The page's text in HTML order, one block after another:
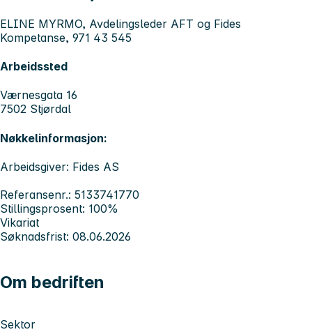
ELINE MYRMO, Avdelingsleder AFT og Fides
Kompetanse, 971 43 545
Arbeidssted
Værnesgata 16
7502 Stjørdal
Nøkkelinformasjon:
Arbeidsgiver: Fides AS
Referansenr.: 5133741770
Stillingsprosent: 100%
Vikariat
Søknadsfrist: 08.06.2026
Om bedriften
Sektor